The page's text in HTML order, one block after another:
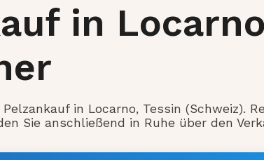
in
in Locarno, Tessin (Schweiz).
Sie anschließend in Ruhe über den